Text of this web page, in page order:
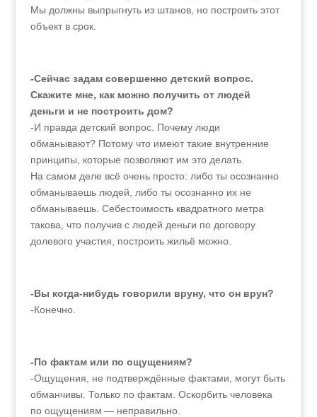
Мы должны выпрыгнуть из штанов, но построить этот
объект в срок.
-Сейчас задам совершенно детский вопрос.
Скажите мне, как можно получить от людей
деньги и не построить дом?
-И правда детский вопрос. Почему люди
обманывают? Потому что имеют такие внутренние
принципы, которые позволяют им это делать.
На самом деле всё очень просто: либо ты осознанно
обманываешь людей, либо ты осознанно их не
обманываешь. Себестоимость квадратного метра
такова, что получив с людей деньги по договору
долевого участия, построить жильё можно.
-Вы когда-нибудь говорили вруну, что он врун?
-Конечно.
-По фактам или по ощущениям?
-Ощущения, не подтверждённые фактами, могут быть
обманчивы. Только по фактам. Оскорбить человека
по ощущениям — неправильно.